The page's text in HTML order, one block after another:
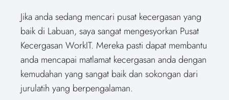
Jika anda sedang mencari pusat kecergasan yang
baik di Labuan, saya sangat mengesyorkan Pusat
Kecergasan WorkIT. Mereka pasti dapat membantu
anda mencapai matlamat kecergasan anda dengan
kemudahan yang sangat baik dan sokongan dari
jurulatih yang berpengalaman.